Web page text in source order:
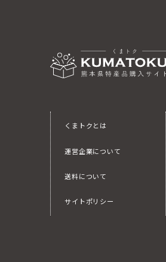
くまトクとは
運営企業について
送料について
サイトポリシー